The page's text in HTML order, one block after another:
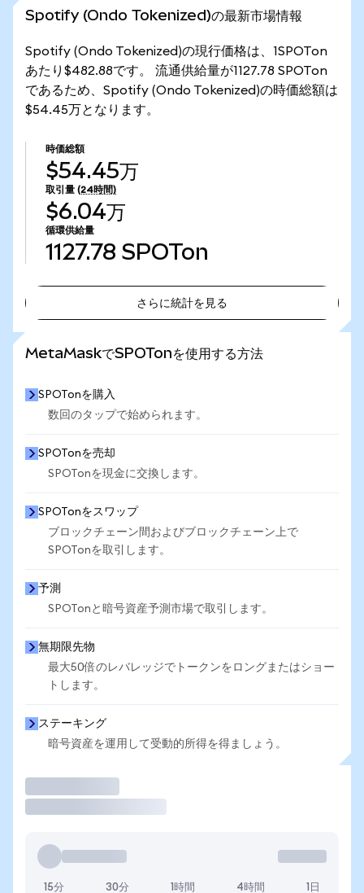
Spotify (Ondo Tokenized)の最新市場情報
Spotify (Ondo Tokenized)の現行価格は、1SPOTon
あたり$482.88です。 流通供給量が1127.78 SPOTon
であるため、Spotify (Ondo Tokenized)の時価総額は
$54.45万となります。
時価総額
$54.45万
取引量 (24時間)
$6.04万
循環供給量
1127.78 SPOTon
さらに統計を見る
MetaMaskでSPOTonを使用する方法
SPOTonを購入
数回のタップで始められます。
SPOTonを売却
SPOTonを現金に交換します。
SPOTonをスワップ
ブロックチェーン間およびブロックチェーン上で
SPOTonを取引します。
予測
SPOTonと暗号資産予測市場で取引します。
無期限先物
最大50倍のレバレッジでトークンをロングまたはショー
トします。
ステーキング
暗号資産を運用して受動的所得を得ましょう。
15分 30分 1時間 4時間 1日